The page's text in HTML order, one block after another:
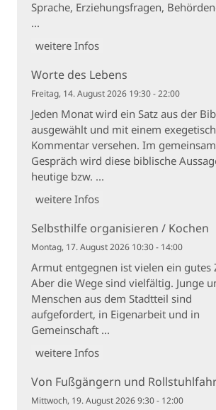
Sprache, Erziehungsfragen,
...
weitere Infos
Worte des Lebens
Freitag, 14. August 2026 19:30 - 22:00
Jeden Monat wird ein Satz aus der
ausgewählt und mit einem
Kommentar versehen. Im
Gespräch wird diese biblische
heutige bzw. ...
weitere Infos
Selbsthilfe organisieren / Kochen
Montag, 17. August 2026 10:30 - 14:00
Armut entgegnen ist vielen ein gutes
Aber die Wege sind vielfältig. Junge
Menschen aus dem Stadtteil sind
aufgefordert, in Eigenarbeit und in
Gemeinschaft ...
weitere Infos
Von Fußgängern und
Mittwoch, 19. August 2026 9:30 - 12:00